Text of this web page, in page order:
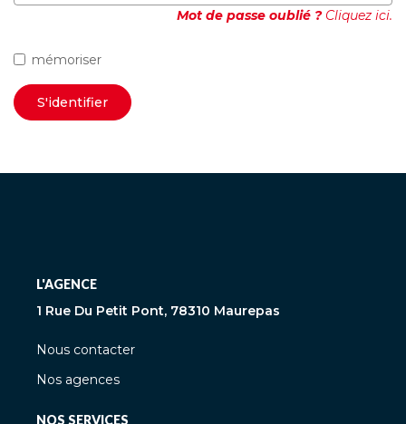
Mot de passe oublié ?Cliquez ici.
mémoriser
S'identifier
L'AGENCE
1 Rue Du Petit Pont, 78310 Maurepas
Nous contacter
Nos agences
NOS SERVICES